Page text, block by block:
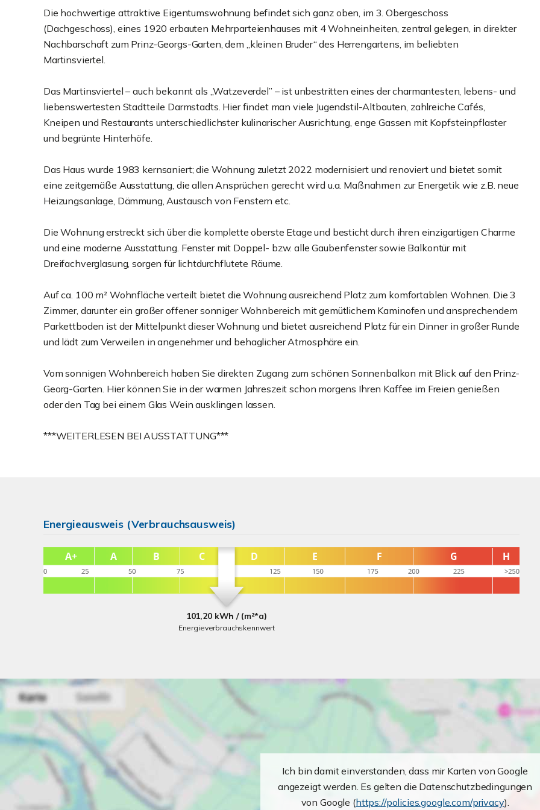
Die hochwertige attraktive Eigentumswohnung befindet sich ganz oben, im 3. Obergeschoss
(Dachgeschoss), eines 1920 erbauten Mehrparteienhauses mit 4 Wohneinheiten, zentral gelegen, in direkter
Nachbarschaft zum Prinz-Georgs-Garten, dem „kleinen Bruder“ des Herrengartens, im beliebten
Martinsviertel.
Das Martinsviertel – auch bekannt als „Watzeverdel” – ist unbestritten eines der charmantesten, lebens- und
liebenswertesten Stadtteile Darmstadts. Hier findet man viele Jugendstil-Altbauten, zahlreiche Cafés,
Kneipen und Restaurants unterschiedlichster kulinarischer Ausrichtung, enge Gassen mit Kopfsteinpflaster
und begrünte Hinterhöfe.
Das Haus wurde 1983 kernsaniert; die Wohnung zuletzt 2022 modernisiert und renoviert und bietet somit
eine zeitgemäße Ausstattung, die allen Ansprüchen gerecht wird u.a. Maßnahmen zur Energetik wie z.B. neue
Heizungsanlage, Dämmung, Austausch von Fenstern etc.
Die Wohnung erstreckt sich über die komplette oberste Etage und besticht durch ihren einzigartigen Charme
und eine moderne Ausstattung. Fenster mit Doppel- bzw. alle Gaubenfenster sowie Balkontür mit
Dreifachverglasung, sorgen für lichtdurchflutete Räume.
Auf ca. 100 m² Wohnfläche verteilt bietet die Wohnung ausreichend Platz zum komfortablen Wohnen. Die 3
Zimmer, darunter ein großer offener sonniger Wohnbereich mit gemütlichem Kaminofen und ansprechendem
Parkettboden ist der Mittelpunkt dieser Wohnung und bietet ausreichend Platz für ein Dinner in großer Runde
und lädt zum Verweilen in angenehmer und behaglicher Atmosphäre ein.
Vom sonnigen Wohnbereich haben Sie direkten Zugang zum schönen Sonnenbalkon mit Blick auf den Prinz-
Georg-Garten. Hier können Sie in der warmen Jahreszeit schon morgens Ihren Kaffee im Freien genießen
oder den Tag bei einem Glas Wein ausklingen lassen.
***WEITERLESEN BEI AUSSTATTUNG***
Energieausweis (Verbrauchsausweis)
101,20 kWh / (m²*a)
Energieverbrauchskennwert
Ich bin damit einverstanden, dass mir Karten von Google
angezeigt werden. Es gelten die Datenschutzbedingungen
von Google (https://policies.google.com/privacy).